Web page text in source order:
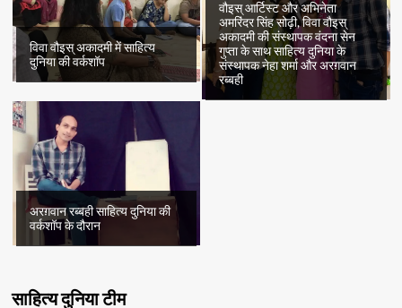
विवा वौइस् अकादमी में साहित्य
दुनिया की वर्कशॉप
वौइस् आर्टिस्ट और अभिनेता
अमरिंदर सिंह सोढ़ी, विवा वौइस्
अकादमी की संस्थापक वंदना सेन
गुप्ता के साथ साहित्य दुनिया के
संस्थापक नेहा शर्मा और अरग़वान
रब्बही
अरग़वान रब्बही साहित्य दुनिया की
वर्कशॉप के दौरान
साहित्य दुनिया टीम